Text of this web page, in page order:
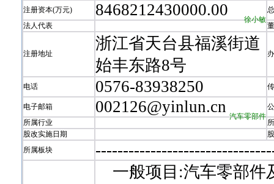
注册资本(万元) 8468212430000.00
法人代表
徐小敏
注册地址
浙江省天台县福溪街道
始丰东路8号
电话 0576-83938250
电子邮箱 002126@yinlun.cn
所属行业
汽车零部件
股改实施日期
所属板块
--------------------------------
一般项目:汽车零部件